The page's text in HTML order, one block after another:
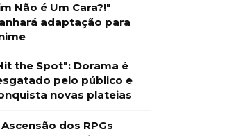
Não é Um Cara?!"
adaptação para
the Spot": Dorama é
pelo público e
novas plateias
Ascensão dos RPGs